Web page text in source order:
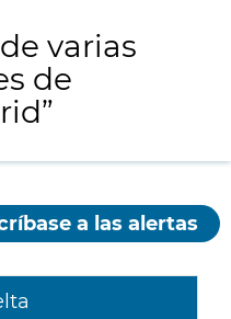
varias
de
a las alertas